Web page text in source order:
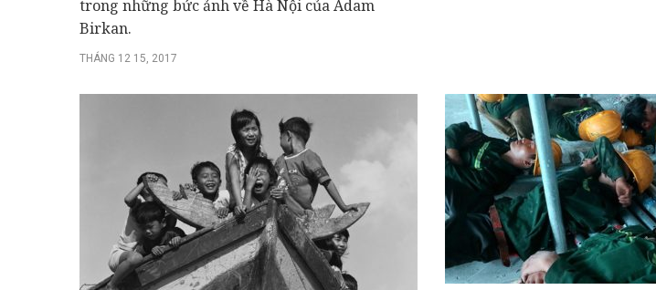
trong những bức ảnh về Hà Nội của Adam
Birkan.
THÁNG 12 15, 2017